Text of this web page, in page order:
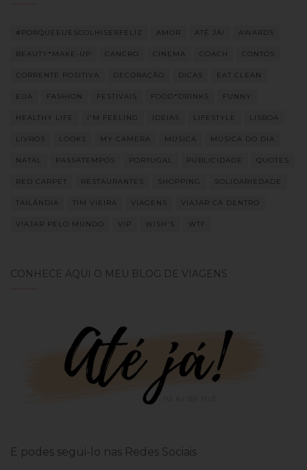
#PORQUEEUESCOLHISERFELIZ AMOR ATÉ JÁ! AWARDS
BEAUTY*MAKE-UP CANCRO CINEMA COACH CONTOS
CORRENTE POSITIVA DECORAÇÃO DICAS EAT CLEAN
EUA FASHION FESTIVAIS FOOD*DRINKS FUNNY
HEALTHY LIFE I'M FEELING IDEIAS LIFESTYLE LISBOA
LIVROS LOOKS MY CAMERA MÚSICA MÚSICA DO DIA
NATAL PASSATEMPOS PORTUGAL PUBLICIDADE QUOTES
RED CARPET RESTAURANTES SHOPPING SOLIDARIEDADE
TAILÂNDIA TIM VIEIRA VIAGENS VIAJAR CÁ DENTRO
VIAJAR PELO MUNDO VIP WISH'S WTF
CONHECE AQUI O MEU BLOG DE VIAGENS
E podes segui-lo nas Redes Sociais